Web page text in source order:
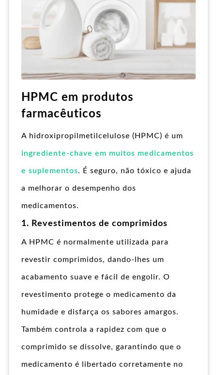
HPMC em produtos
farmacêuticos
A hidroxipropilmetilcelulose (HPMC) é um
ingrediente-chave em muitos medicamentos
e suplementos. É seguro, não tóxico e ajuda
a melhorar o desempenho dos
medicamentos.
1. Revestimentos de comprimidos
A HPMC é normalmente utilizada para
revestir comprimidos, dando-lhes um
acabamento suave e fácil de engolir. O
revestimento protege o medicamento da
humidade e disfarça os sabores amargos.
Também controla a rapidez com que o
comprimido se dissolve, garantindo que o
medicamento é libertado corretamente no